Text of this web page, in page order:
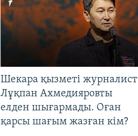
Шекара қызметі журналист
Лұқпан Ахмедияровты
елден шығармады. Оған
қарсы шағым жазған кім?